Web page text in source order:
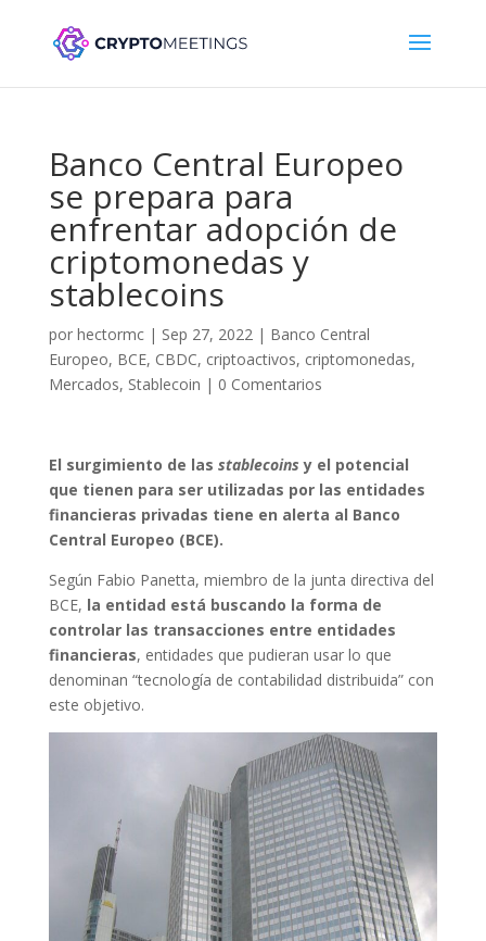
Banco Central Europeo
se prepara para
enfrentar adopción de
criptomonedas y
stablecoins
por hectormc| Sep 27, 2022| Banco Central
Europeo, BCE, CBDC, criptoactivos, criptomonedas,
Mercados, Stablecoin | 0 Comentarios
El surgimiento de las stablecoins y el potencial
que tienen para ser utilizadas por las entidades
financieras privadas tiene en alerta al Banco
Central Europeo (BCE).
Según Fabio Panetta, miembro de la junta directiva del
BCE, la entidad está buscando la forma de
controlar las transacciones entre entidades
financieras, entidades que pudieran usar lo que
denominan “tecnología de contabilidad distribuida” con
este objetivo.